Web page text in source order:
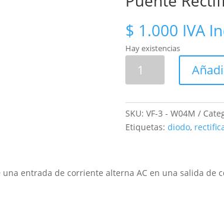
$ 1.000 IVA
Hay existencias
Rectificador
-
400V
W04M
SKU: VF-3 - W04M
Etiquetas: diodo,
una entrada de corriente alterna AC en una salida de